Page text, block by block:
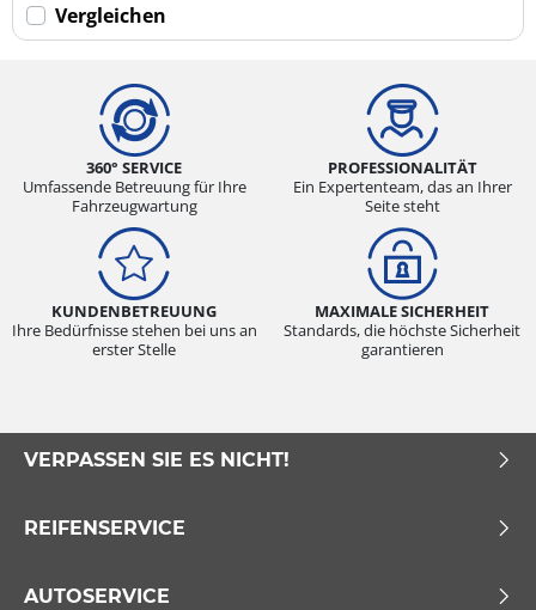
Vergleichen
360° SERVICE
Umfassende Betreuung für Ihre
Fahrzeugwartung
PROFESSIONALITÄT
Ein Expertenteam, das an Ihrer
Seite steht
KUNDENBETREUUNG
Ihre Bedürfnisse stehen bei uns an
erster Stelle
MAXIMALE SICHERHEIT
Standards, die höchste Sicherheit
garantieren
VERPASSEN SIE ES NICHT!
REIFENSERVICE
AUTOSERVICE